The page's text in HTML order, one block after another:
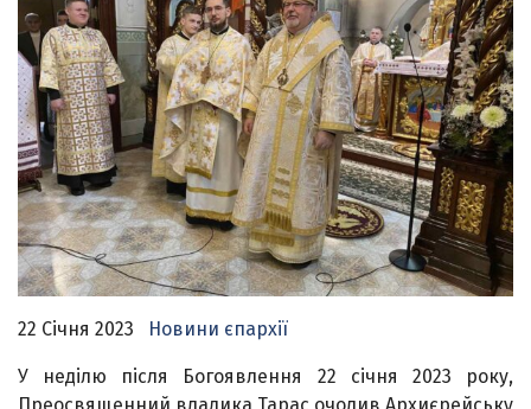
22 Січня 2023 Новини єпархії
У неділю після Богоявлення 22 січня 2023 року,